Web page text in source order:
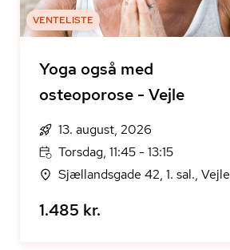
VENTELISTE
Yoga også med
osteoporose - Vejle
13. august, 2026
Torsdag, 11:45 - 13:15
Sjællandsgade 42, 1. sal., Vejle
1.485 kr.